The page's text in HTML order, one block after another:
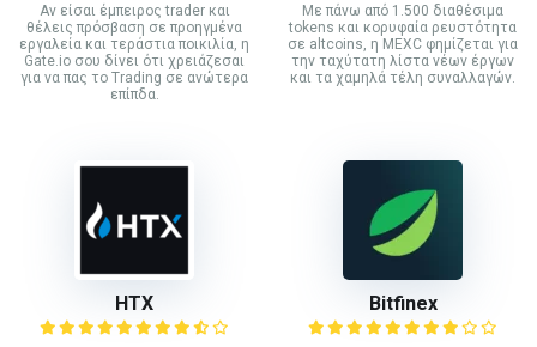
Αν είσαι έμπειρος trader και
θέλεις πρόσβαση σε προηγμένα
εργαλεία και τεράστια ποικιλία, η
Gate.io σου δίνει ότι χρειάζεσαι
για να πας το Trading σε ανώτερα
επίπδα.
Με πάνω από 1.500 διαθέσιμα
tokens και κορυφαία ρευστότητα
σε altcoins, η MEXC φημίζεται για
την ταχύτατη λίστα νέων έργων
και τα χαμηλά τέλη συναλλαγών.
HTX Bitfinex